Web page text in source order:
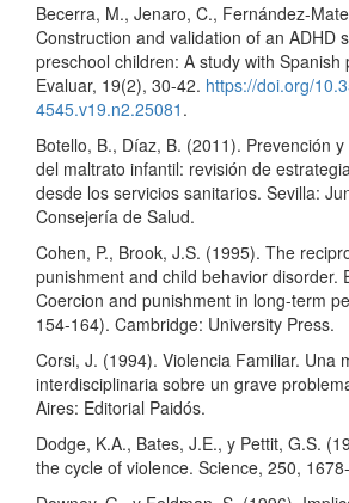
Becerra, M., Jenaro, C., Fernández-
Construction and validation of an ADHD
preschool children: A study with Spanish
Evaluar, 19(2), 30-42. https://doi.org/
4545.v19.n2.25081 .
Botello, B., Díaz, B. (2011). Prevención
del maltrato infantil: revisión de
desde los servicios sanitarios. Sevilla:
Consejería de Salud.
Cohen, P., Brook, J.S. (1995). The
punishment and child behavior disorder.
Coercion and punishment in long-term
154-164). Cambridge: University Press.
Corsi, J. (1994). Violencia Familiar. Una
interdisciplinaria sobre un grave
Aires: Editorial Paidós.
Dodge, K.A., Bates, J.E., y Pettit, G.S.
the cycle of violence. Science, 250,